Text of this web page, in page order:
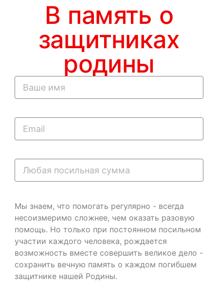
В память о
защитниках
родины
Мы знаем, что помогать регулярно - всегда
несоизмеримо сложнее, чем оказать разовую
помощь. Но только при постоянном посильном
участии каждого человека, рождается
возможность вместе совершить великое дело -
сохранить вечную память о каждом погибшем
защитнике нашей Родины.